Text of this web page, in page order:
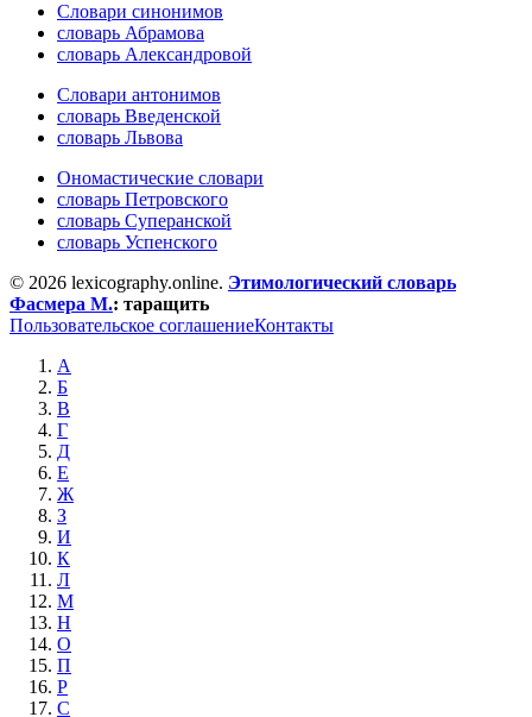
Словари синонимов
словарь Абрамова
словарь Александровой
Словари антонимов
словарь Введенской
словарь Львова
Ономастические словари
словарь Петровского
словарь Суперанской
словарь Успенского
© 2026 lexicography.online. Этимологический словарь
Фасмера М.: таращить
Пользовательское соглашениеКонтакты
А
Б
В
Г
Д
Е
Ж
З
И
К
Л
М
Н
О
П
Р
С